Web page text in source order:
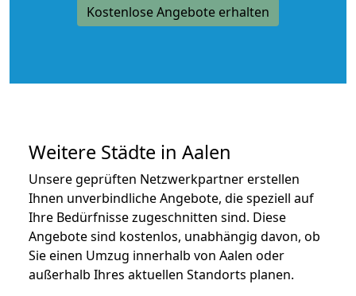
Kostenlose Angebote erhalten
Weitere Städte in Aalen
Unsere geprüften Netzwerkpartner erstellen
Ihnen unverbindliche Angebote, die speziell auf
Ihre Bedürfnisse zugeschnitten sind. Diese
Angebote sind kostenlos, unabhängig davon, ob
Sie einen Umzug innerhalb von Aalen oder
außerhalb Ihres aktuellen Standorts planen.